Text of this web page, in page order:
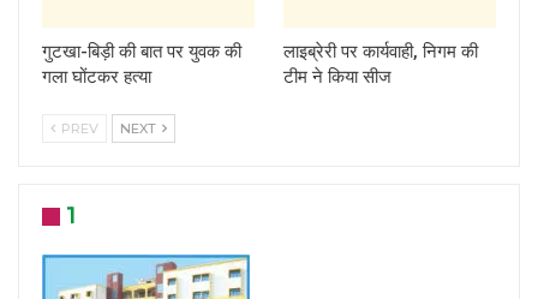
गुटखा-बिड़ी की बात पर युवक की
गला घोंटकर हत्या
लाइब्रेरी पर कार्यवाही, निगम की
टीम ने किया सीज
PREV NEXT
1